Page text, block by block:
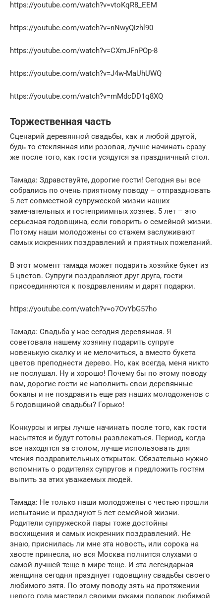
https://youtube.com/watch?v=vtoKqR8_EEM
https://youtube.com/watch?v=nNwyQizhl90
https://youtube.com/watch?v=CXmJFnPOp-8
https://youtube.com/watch?v=J4w-MaUhUWQ
https://youtube.com/watch?v=mMdcDD1q8XQ
Торжественная часть
Сценарий деревянной свадьбы, как и любой другой,
будь то стеклянная или розовая, лучше начинать сразу
же после того, как гости усядутся за праздничный стол.
Тамада: Здравствуйте, дорогие гости! Сегодня вы все
собрались по очень приятному поводу – отпраздновать
5 лет совместной супружеской жизни наших
замечательных и гостеприимных хозяев. 5 лет – это
серьезная годовщина, если говорить о семейной жизни.
Потому наши молодожены со стажем заслуживают
самых искренних поздравлений и приятных пожеланий.
В этот момент тамада может подарить хозяйке букет из
5 цветов. Супруги поздравляют друг друга, гости
присоединяются к поздравлениям и дарят подарки.
https://youtube.com/watch?v=o7OvYbG57ho
Тамада: Свадьба у нас сегодня деревянная. Я
советовала нашему хозяину подарить супруге
новенькую скалку и не мелочиться, а вместо букета
цветов преподнести дерево. Но, как всегда, меня никто
не послушал. Ну и хорошо! Почему бы по этому поводу
вам, дорогие гости не наполнить свои деревянные
бокалы и не поздравить еще раз наших молодоженов с
5 годовщиной свадьбы? Горько!
Конкурсы и игры лучше начинать после того, как гости
насытятся и будут готовы развлекаться. Период, когда
все находятся за столом, лучше использовать для
чтения поздравительных открыток. Обязательно нужно
вспомнить о родителях супругов и предложить гостям
выпить за этих уважаемых людей.
Тамада: Не только наши молодожены с честью прошли
испытание и празднуют 5 лет семейной жизни.
Родители супружеской пары тоже достойны
восхищения и самых искренних поздравлений. Не
знаю, приснилась ли мне эта новость, или сорока на
хвосте принесла, но вся Москва полнится слухами о
самой лучшей теще в мире теще. И эта легендарная
женщина сегодня празднует годовщину свадьбы своего
любимого зятя. По этому поводу зять на протяжении
целого года мастерил своими руками подарок любимой